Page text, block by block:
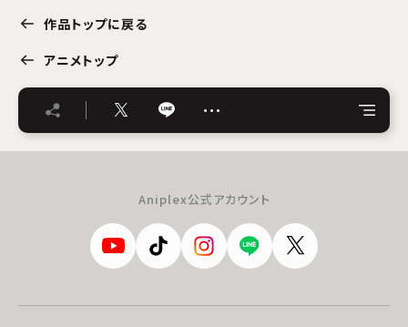
作品トップに戻る
アニメトップ
…
Aniplex公式アカウント